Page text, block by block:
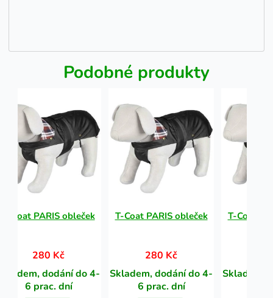
Podobné produkty
T-Coat PARIS obleček
280 Kč
dodání do 4-
6 prac. dní
T-Coat PARIS obleček
280 Kč
Skladem, dodání do 4-
6 prac. dní
T-Coat
Skladem,